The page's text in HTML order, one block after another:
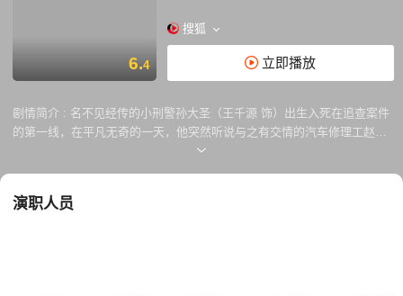
6.4
搜狐
立即播放
剧情简介 : 名不见经传的小刑警孙大圣（王千源 饰）出生入死在追查案件
的第一线，在平凡无奇的一天，他突然听说与之有交情的汽车修理工赵勇
强跳楼自杀了。赵勇强此前租住一处拆迁房，但拆迁房一夜被人强拆，他
和羞辱。在此之后，孙大圣试图调查此事，却遭到泰华集团乃至警方内部
演职人员